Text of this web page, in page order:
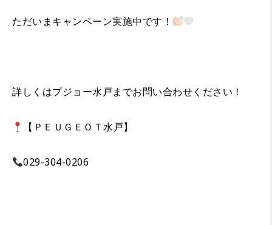
ただいまキャンペーン実施中です！
詳しくはプジョー水戸までお問い合わせください！
【ＰＥＵＧＥＯＴ水戸】
029-304-0206